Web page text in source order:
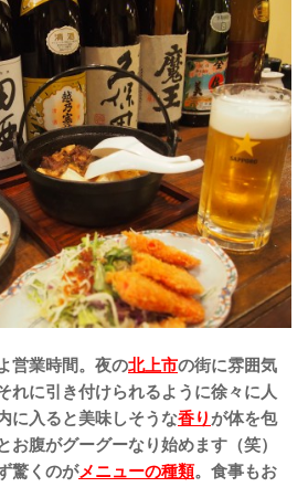
営業時間。夜の北上市の街に雰囲気
れに引き付けられるように徐々に人
に入ると美味しそうな香りが体を包
お腹がグーグーなり始めます（笑）
驚くのがメニューの種類。食事もお